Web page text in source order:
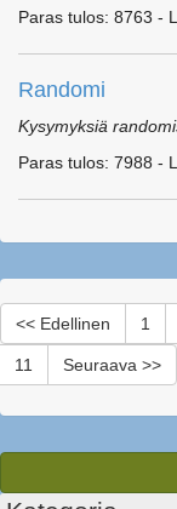
Paras tulos: 8763 -
Randomi
Kysymyksiä
Paras tulos: 7988 -
<< Edellinen 1
11 Seuraava >>